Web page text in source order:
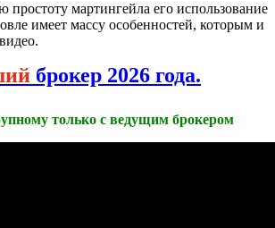
простоту мартингейла его использование
имеет массу особенностей, которым и
брокер 2026 года.
только с ведущим брокером